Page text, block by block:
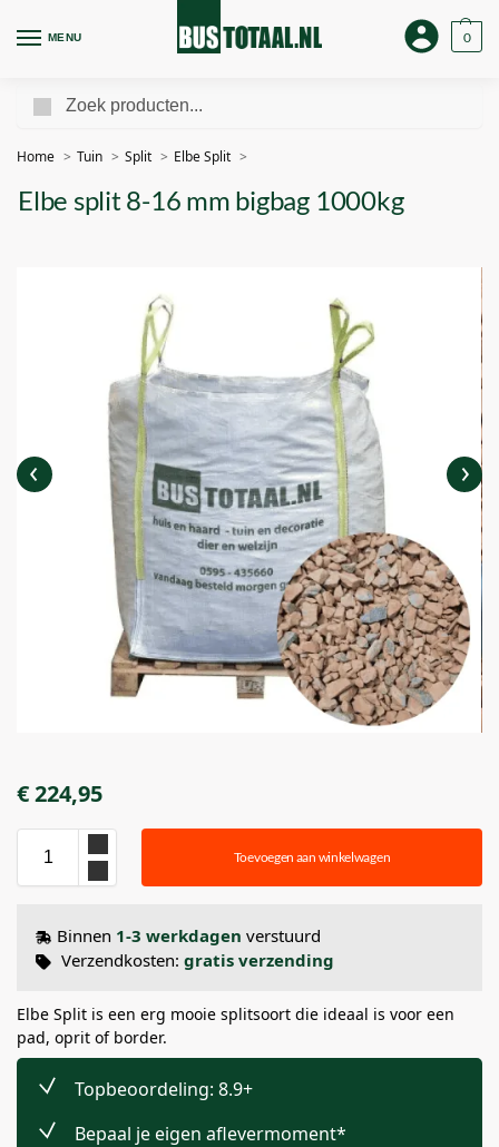
MENU 0
Home Tuin Split Elbe Split
Elbe split 8-16 mm bigbag 1000kg
€224,95
Toevoegen aan winkelwagen
Binnen 1-3 werkdagen verstuurd
Verzendkosten: gratis verzending
Elbe Split is een erg mooie splitsoort die ideaal is voor een
pad, oprit of border.
Topbeoordeling: 8.9+
Bepaal je eigen aflevermoment*